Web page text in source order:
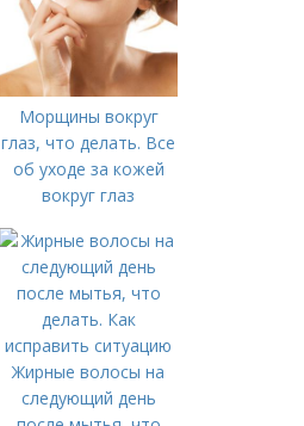
Морщины вокруг
глаз, что делать. Все
об уходе за кожей
вокруг глаз
Жирные волосы на
следующий день